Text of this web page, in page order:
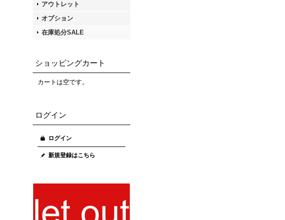
アウトレット
オプション
在庫処分SALE
ショッピングカート
カートは空です。
ログイン
ログイン
新規登録はこちら